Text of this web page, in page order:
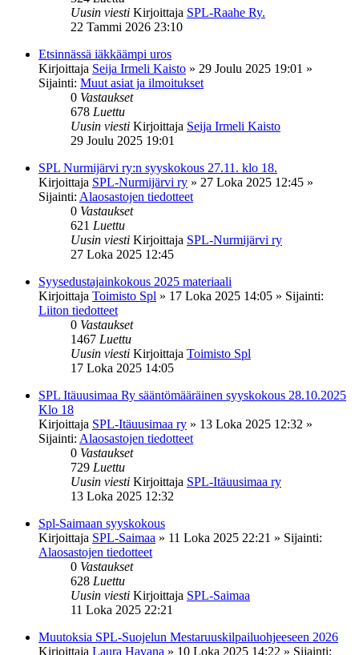
Uusin viesti Kirjoittaja SPL-Raahe Ry.
22 Tammi 2026 23:10
Etsinnässä iäkkäämpi uros
Kirjoittaja Seija Irmeli Kaisto » 29 Joulu 2025 19:01 »
Sijainti: Muut asiat ja ilmoitukset
0 Vastaukset
678 Luettu
Uusin viesti Kirjoittaja Seija Irmeli Kaisto
29 Joulu 2025 19:01
SPL Nurmijärvi ry:n syyskokous 27.11. klo 18.
Kirjoittaja SPL-Nurmijärvi ry » 27 Loka 2025 12:45 »
Sijainti: Alaosastojen tiedotteet
0 Vastaukset
621 Luettu
Uusin viesti Kirjoittaja SPL-Nurmijärvi ry
27 Loka 2025 12:45
Syysedustajainkokous 2025 materiaali
Kirjoittaja Toimisto Spl » 17 Loka 2025 14:05 » Sijainti:
Liiton tiedotteet
0 Vastaukset
1467 Luettu
Uusin viesti Kirjoittaja Toimisto Spl
17 Loka 2025 14:05
SPL Itäuusimaa Ry sääntömääräinen syyskokous 28.10.2025
Klo 18
Kirjoittaja SPL-Itäuusimaa ry » 13 Loka 2025 12:32 »
Sijainti: Alaosastojen tiedotteet
0 Vastaukset
729 Luettu
Uusin viesti Kirjoittaja SPL-Itäuusimaa ry
13 Loka 2025 12:32
Spl-Saimaan syyskokous
Kirjoittaja SPL-Saimaa » 11 Loka 2025 22:21 » Sijainti:
Alaosastojen tiedotteet
0 Vastaukset
628 Luettu
Uusin viesti Kirjoittaja SPL-Saimaa
11 Loka 2025 22:21
Muutoksia SPL-Suojelun Mestaruuskilpailuohjeeseen 2026
Kirjoittaja Laura Havana » 10 Loka 2025 14:22 » Sijainti: